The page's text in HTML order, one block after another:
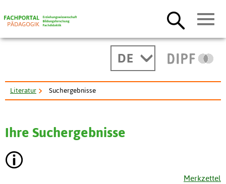
DE
Literatur Suchergebnisse
Ihre Suchergebnisse
Merkzettel